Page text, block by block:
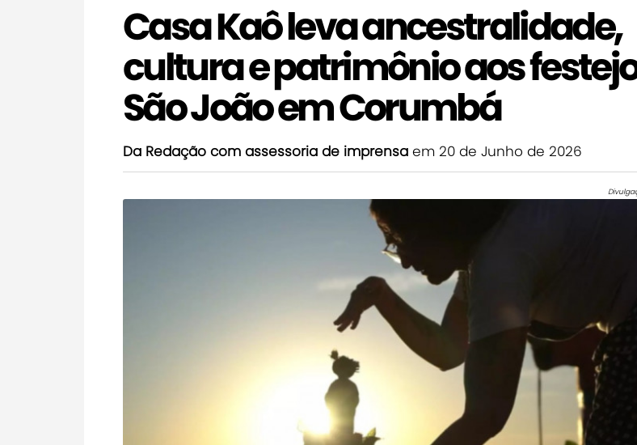
Casa Kaô leva ancestralidade,
cultura e patrimônio aos
São João em Corumbá
Da Redação com assessoria de imprensa em 20 de Junho de 2026